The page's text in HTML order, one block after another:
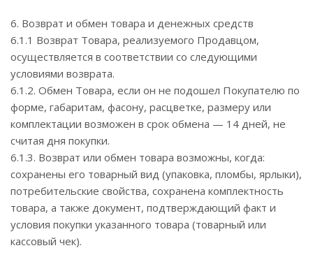
6. Возврат и обмен товара и денежных средств
6.1.1 Возврат Товара, реализуемого Продавцом,
осуществляется в соответствии со следующими
условиями возврата.
6.1.2. Обмен Товара, если он не подошел Покупателю по
форме, габаритам, фасону, расцветке, размеру или
комплектации возможен в срок обмена — 14 дней, не
считая дня покупки.
6.1.3. Возврат или обмен товара возможны, когда:
сохранены его товарный вид (упаковка, пломбы, ярлыки),
потребительские свойства, сохранена комплектность
товара, а также документ, подтверждающий факт и
условия покупки указанного товара (товарный или
кассовый чек).